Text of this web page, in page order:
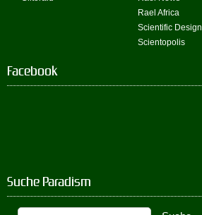
Rael Africa
Scientific Design
Scientopolis
Facebook
Suche Paradism